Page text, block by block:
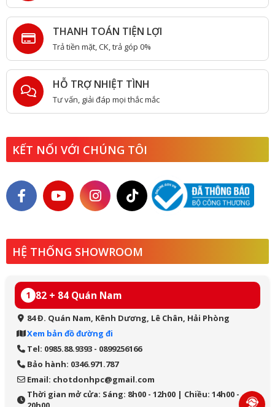
THANH TOÁN TIỆN LỢI
Trả tiền mặt, CK, trả góp 0%
HỖ TRỢ NHIỆT TÌNH
Tư vấn, giải đáp mọi thắc mắc
KẾT NỐI VỚI CHÚNG TÔI
HỆ THỐNG SHOWROOM
1 82 + 84 Quán Nam
84 Đ. Quán Nam, Kênh Dương, Lê Chân, Hải Phòng
Xem bản đồ đường đi
Tel: 0985.88.9393 - 0899256166
Bảo hành: 0346.971.787
Email: chotdonhpc@gmail.com
Thời gian mở cửa: Sáng: 8h00 - 12h00 | Chiều: 14h00 -